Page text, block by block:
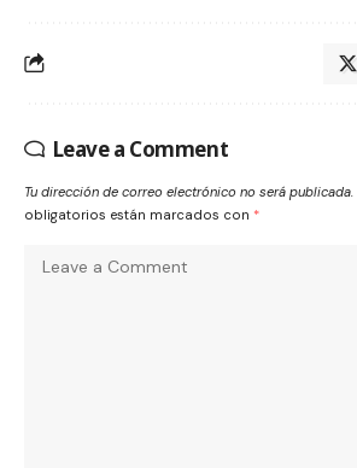
Leave a Comment
Tu dirección de correo electrónico no será publicada.
obligatorios están marcados con *